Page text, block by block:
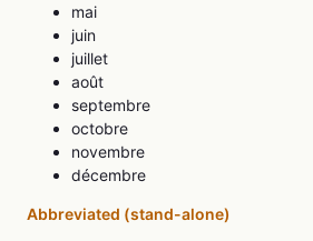
mai
juin
juillet
août
septembre
octobre
novembre
décembre
Abbreviated (stand-alone)